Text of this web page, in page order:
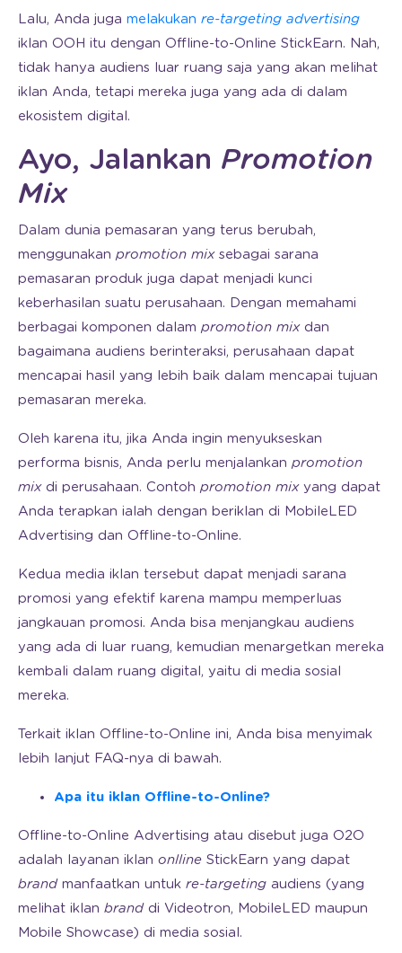
Lalu, Anda juga melakukan re-targeting advertising
iklan OOH itu dengan Offline-to-Online StickEarn. Nah,
tidak hanya audiens luar ruang saja yang akan melihat
iklan Anda, tetapi mereka juga yang ada di dalam
ekosistem digital.
Ayo, Jalankan Promotion
Mix
Dalam dunia pemasaran yang terus berubah,
menggunakan promotion mixsebagai sarana
pemasaran produk juga dapat menjadi kunci
keberhasilan suatu perusahaan. Dengan memahami
berbagai komponen dalam promotion mixdan
bagaimana audiens berinteraksi, perusahaan dapat
mencapai hasil yang lebih baik dalam mencapai tujuan
pemasaran mereka.
Oleh karena itu, jika Anda ingin menyukseskan
performa bisnis, Anda perlu menjalankan promotion
mixdi perusahaan. Contoh promotion mixyang dapat
Anda terapkan ialah dengan beriklan di MobileLED
Advertising dan Offline-to-Online.
Kedua media iklan tersebut dapat menjadi sarana
promosi yang efektif karena mampu memperluas
jangkauan promosi. Anda bisa menjangkau audiens
yang ada di luar ruang, kemudian menargetkan mereka
kembali dalam ruang digital, yaitu di media sosial
mereka.
Terkait iklan Offline-to-Online ini, Anda bisa menyimak
lebih lanjut FAQ-nya di bawah.
Apa itu iklan Offline-to-Online?
Offline-to-Online Advertising atau disebut juga O2O
adalah layanan iklan onlline StickEarn yang dapat
brand manfaatkan untuk re-targeting audiens (yang
melihat iklan brand di Videotron, MobileLED maupun
Mobile Showcase) di media sosial.